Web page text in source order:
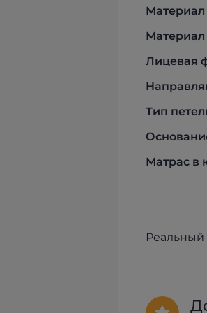
Материал
Лицевая
Тип
Матрас в
Реальный